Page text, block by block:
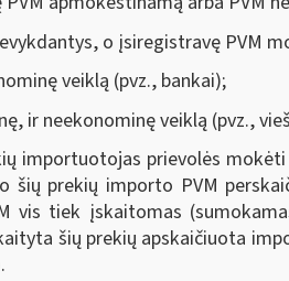
o įsiregistravę PVM
veiklą (pvz., bankai);
ir neekonominę veiklą (pvz.,
importuotojas prievolės
šių prekių importo PVM
vis tiek įskaitomas
šių prekių apskaičiuota